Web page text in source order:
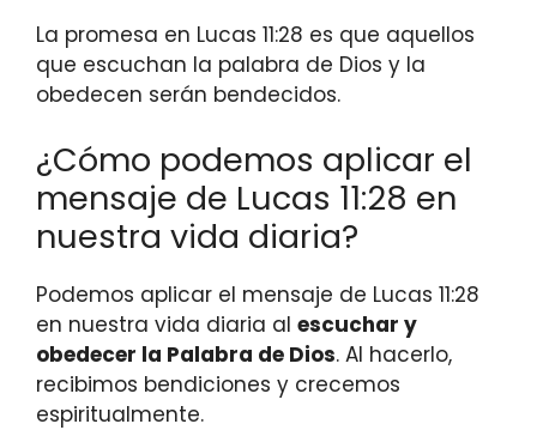
La promesa en Lucas 11:28 es que aquellos
que escuchan la palabra de Dios y la
obedecen serán bendecidos.
¿Cómo podemos aplicar el
mensaje de Lucas 11:28 en
nuestra vida diaria?
Podemos aplicar el mensaje de Lucas 11:28
en nuestra vida diaria al escuchar y
obedecer la Palabra de Dios. Al hacerlo,
recibimos bendiciones y crecemos
espiritualmente.